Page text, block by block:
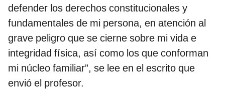
defender los derechos constitucionales y
fundamentales de mi persona, en atención al
grave peligro que se cierne sobre mi vida e
integridad física, así como los que conforman
mi núcleo familiar”, se lee en el escrito que
envió el profesor.